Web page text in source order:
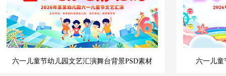
六一儿童节幼儿园文艺汇演舞台背景PSD素材 六一儿童